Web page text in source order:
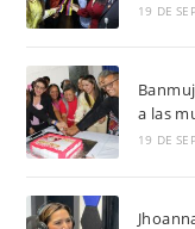
19 DE
a las
19 DE